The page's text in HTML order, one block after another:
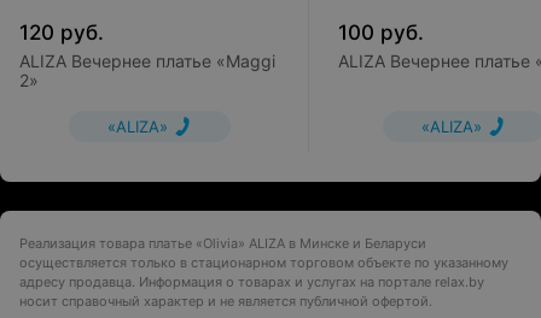
120 руб.
ALIZA Вечернее платье «Maggi
2»
«ALIZA»
100 руб.
ALIZA Вечернее платье
«ALIZA»
Реализация товара платье «Olivia» ALIZA в Минске и Беларуси
осуществляется только в стационарном торговом объекте по указанному
адресу продавца. Информация о товарах и услугах на портале relax.by
носит справочный характер и не является публичной офертой.